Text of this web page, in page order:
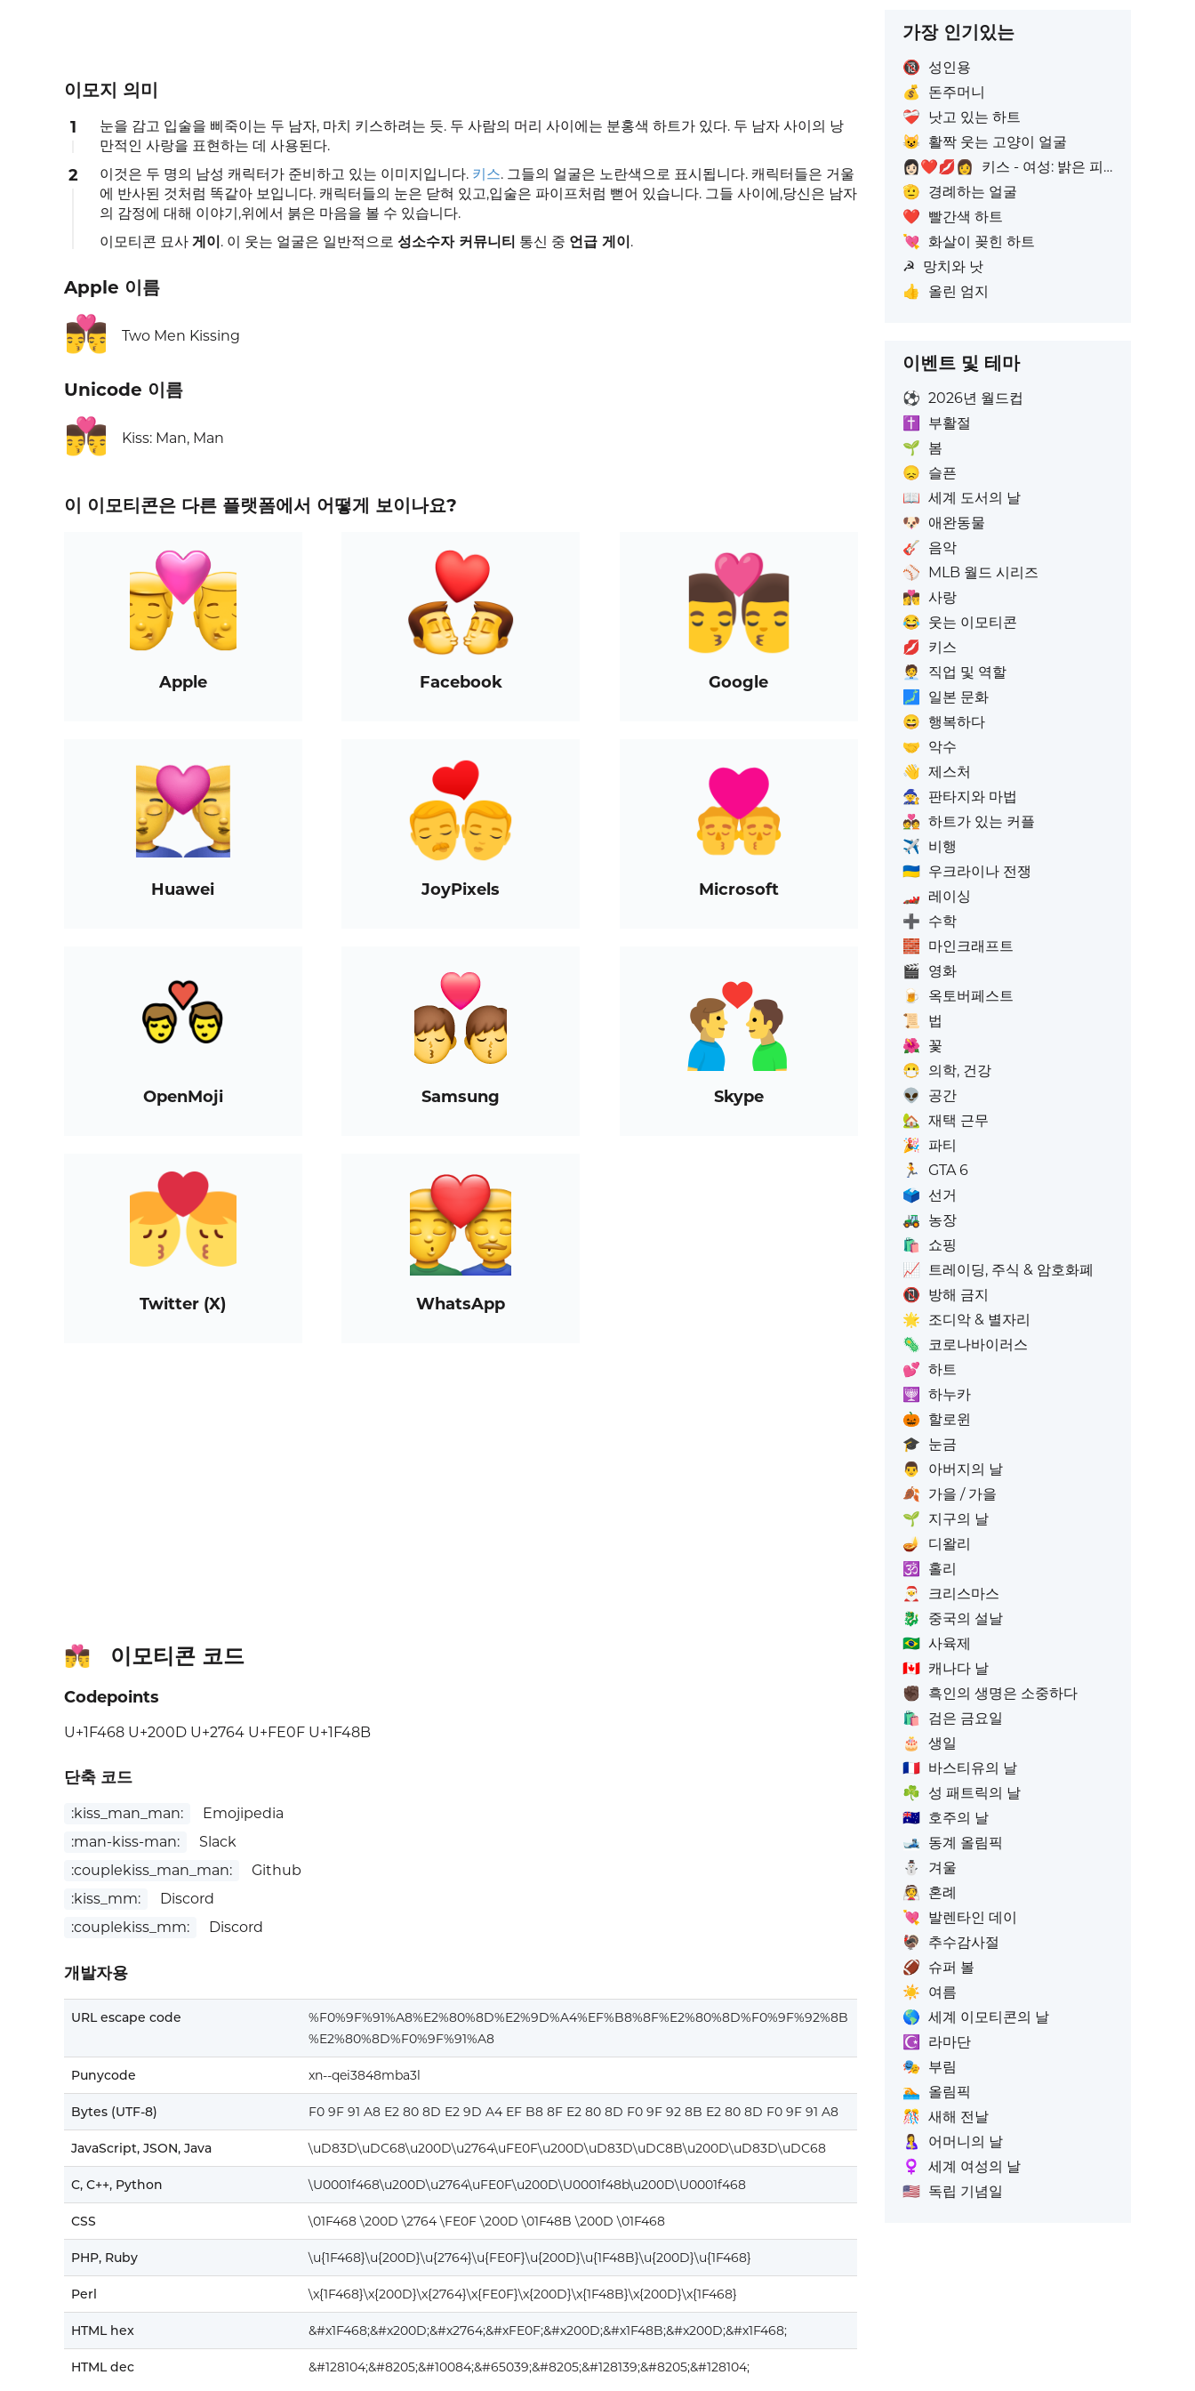
이모지 의미
1
눈을 감고 입술을 삐죽이는 두 남자, 마치 키스하려는 듯. 두 사람의 머리 사이에는 분홍색 하트가 있다. 두 남자 사이의 낭
만적인 사랑을 표현하는 데 사용된다.
2 이것은 두 명의 남성 캐릭터가 준비하고 있는 이미지입니다. 키스. 그들의 얼굴은 노란색으로 표시됩니다. 캐릭터들은 거울
에 반사된 것처럼 똑같아 보입니다. 캐릭터들의 눈은 닫혀 있고,입술은 파이프처럼 뻗어 있습니다. 그들 사이에,당신은 남자
의 감정에 대해 이야기,위에서 붉은 마음을 볼 수 있습니다.
이모티콘 묘사 게이 . 이 웃는 얼굴은 일반적으로 성소수자 커뮤니티 통신 중 언급 게이 .
Apple 이름
👨‍❤️‍💋‍👨 Two Men Kissing
Unicode 이름
👨‍❤️‍💋‍👨 Kiss: Man, Man
이 이모티콘은 다른 플랫폼에서 어떻게 보이나요?
Apple Facebook Google
Huawei JoyPixels Microsoft
OpenMoji Samsung Skype
Twitter (X) WhatsApp
👨‍❤️‍💋‍👨 이모티콘 코드
Codepoints
U+1F468 U+200D U+2764 U+FE0F U+1F48B
단축 코드
:kiss_man_man:
Emojipedia
:man-kiss-man:
Slack
:couplekiss_man_man:
Github
:kiss_mm:
Discord
:couplekiss_mm:
Discord
개발자용
URL escape code
%F0%9F%91%A8%E2%80%8D%E2%9D%A4%EF%B8%8F%E2%80%8D%F0%9F%92%8B
%E2%80%8D%F0%9F%91%A8
Punycode xn--qei3848mba3l
Bytes (UTF-8) F0 9F 91 A8 E2 80 8D E2 9D A4 EF B8 8F E2 80 8D F0 9F 92 8B E2 80 8D F0 9F 91 A8
JavaScript, JSON, Java \uD83D\uDC68\u200D\u2764\uFE0F\u200D\uD83D\uDC8B\u200D\uD83D\uDC68
C, C++, Python \U0001f468\u200D\u2764\uFE0F\u200D\U0001f48b\u200D\U0001f468
CSS \01F468 \200D \2764 \FE0F \200D \01F48B \200D \01F468
PHP, Ruby \u{1F468}\u{200D}\u{2764}\u{FE0F}\u{200D}\u{1F48B}\u{200D}\u{1F468}
Perl \x{1F468}\x{200D}\x{2764}\x{FE0F}\x{200D}\x{1F48B}\x{200D}\x{1F468}
HTML hex &#x1F468;&#x200D;&#x2764;&#xFE0F;&#x200D;&#x1F48B;&#x200D;&#x1F468;
HTML dec &#128104;&#8205;&#10084;&#65039;&#8205;&#128139;&#8205;&#128104;
가장 인기있는
🔞 성인용
💰
돈주머니
❤️‍🩹 낫고 있는 하트
😺 활짝 웃는 고양이 얼굴
👩🏻‍❤️‍💋‍👩
키스 - 여성: 밝은 피부톤, 여성: 피부색 없음
🫡 경례하는 얼굴
❤️ 빨간색 하트
💘 화살이 꽂힌 하트
☭ 망치와 낫
👍
올린 엄지
이벤트 및 테마
⚽ 2026년 월드컵
✝️
부활절
🌱 봄
😞 슬픈
📖 세계 도서의 날
🐶 애완동물
🎸 음악
⚾ MLB 월드 시리즈
👩‍❤️‍💋‍👨 사랑
😂 웃는 이모티콘
💋 키스
🧑‍💼
직업 및 역할
🗾
일본 문화
😄 행복하다
🤝 악수
👋 제스처
🧙 판타지와 마법
💑 하트가 있는 커플
✈️ 비행
🇺🇦 우크라이나 전쟁
🏎️ 레이싱
➕ 수학
🧱 마인크래프트
🎬 영화
🍺
옥토버페스트
📜
법
🌺 꽃
😷 의학, 건강
👽
공간
🏡 재택 근무
🎉 파티
🏃
GTA 6
🗳️ 선거
🚜 농장
🛍️
쇼핑
📈 트레이딩, 주식 & 암호화폐
📵 방해 금지
🌟 조디악 & 별자리
🦠 코로나바이러스
💕 하트
🕎
하누카
🎃 할로윈
🎓 눈금
👨
아버지의 날
🍂 가을 / 가을
🌱 지구의 날
🪔
디왈리
🕉️
홀리
🎅
크리스마스
🐉
중국의 설날
🇧🇷 사육제
🇨🇦 캐나다 날
✊🏿 흑인의 생명은 소중하다
🛍️
검은 금요일
🎂
생일
🇫🇷 바스티유의 날
☘️ 성 패트릭의 날
🇦🇺 호주의 날
🎿 동계 올림픽
⛄
겨울
👰 혼례
💘 발렌타인 데이
🦃
추수감사절
🏈 슈퍼 볼
☀️ 여름
🌎 세계 이모티콘의 날
☪️
라마단
🎭 부림
🏊 올림픽
🎊 새해 전날
🤱
어머니의 날
♀️
세계 여성의 날
🇺🇸 독립 기념일